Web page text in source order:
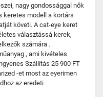
nagy gondossággal nők
keretes modell a kortárs
követi. A cat-eye keret
választássá kerek,
számára .
, ami kivételes
Szállítás 25 900 FT
-et most az eyerimen
az eredeti